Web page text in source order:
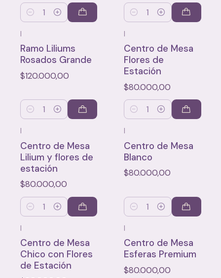
Cantidad Cantidad
|
Ramo Liliums
Rosados Grande
$120.000,00
Cantidad
|
Centro de Mesa
Flores de
Estación
$80.000,00
Cantidad
|
Centro de Mesa
Lilium y flores de
estación
$80.000,00
Cantidad
|
Centro de Mesa
Blanco
$80.000,00
Cantidad
|
Centro de Mesa
Chico con Flores
de Estación
|
Centro de Mesa
Esferas Premium
$80.000,00